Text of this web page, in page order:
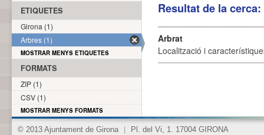
Resultat de la
Arbrat
Localització i
ETIQUETES
Girona (1)
Arbres (1)
MOSTRAR MENYS ETIQUETES
FORMATS
ZIP (1)
CSV (1)
MOSTRAR MENYS FORMATS
© 2013 Ajuntament de Girona Pl. del Vi, 1. 17004 GIRONA